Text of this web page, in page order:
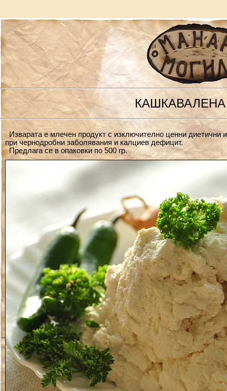
Изварата е млечен продукт с изключително ценни диетични
при чернодробни заболявания и калциев дефицит.
Предлага се в опаковки по 500 гр.